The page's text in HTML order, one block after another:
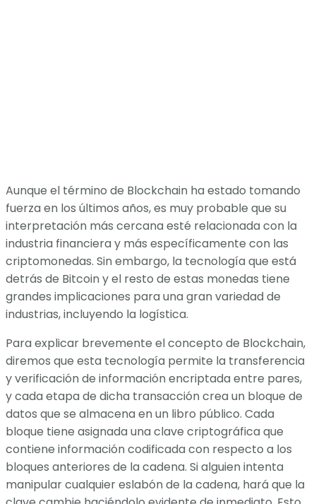
Aunque el término de Blockchain ha estado tomando
fuerza en los últimos años, es muy probable que su
interpretación más cercana esté relacionada con la
industria financiera y más específicamente con las
criptomonedas. Sin embargo, la tecnología que está
detrás de Bitcoin y el resto de estas monedas tiene
grandes implicaciones para una gran variedad de
industrias, incluyendo la logística.
Para explicar brevemente el concepto de Blockchain,
diremos que esta tecnología permite la transferencia
y verificación de información encriptada entre pares,
y cada etapa de dicha transacción crea un bloque de
datos que se almacena en un libro público. Cada
bloque tiene asignada una clave criptográfica que
contiene información codificada con respecto a los
bloques anteriores de la cadena. Si alguien intenta
manipular cualquier eslabón de la cadena, hará que la